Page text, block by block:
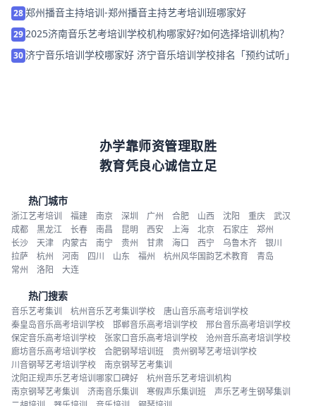
28郑州播音主持培训-郑州播音主持艺考培训班哪家好
29 2025济南音乐艺考培训学校机构哪家好?如何选择培训机构？
30 济宁音乐培训学校哪家好 济宁音乐培训学校排名「预约试听」
办学靠师资管理取胜
教育凭良心诚信立足
热门城市
浙江艺考培训 福建 南京 深圳 广州 合肥 山西 沈阳 重庆
武汉
成都
黑龙江 长春 南昌 昆明 西安 上海 北京 石家庄
郑州
长沙
天津 内蒙古 南宁 贵州 甘肃 海口 西宁 乌鲁木齐
银川
拉萨
杭州 河南 四川 山东 福州 杭州风华国韵艺术教育
青岛
常州
洛阳 大连
热门搜索
音乐艺考集训 杭州音乐艺考集训学校
唐山音乐高考培训学校
秦皇岛音乐高考培训学校
邯郸音乐高考培训学校
邢台音乐高考培训学校
保定音乐高考培训学校
张家口音乐高考培训学校
沧州音乐高考培训学校
廊坊音乐高考培训学校
合肥钢琴培训班
贵州钢琴艺考培训学校
川音钢琴艺考培训学校
南京钢琴艺考集训
沈阳正规声乐艺考培训哪家口碑好
杭州音乐艺考培训机构
南京钢琴艺考集训
济南音乐集训 寒假声乐集训班
声乐艺考生钢琴集训